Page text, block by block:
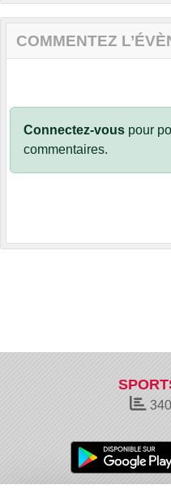
COMMENTEZ
Connectez-vous pour
commentaires.